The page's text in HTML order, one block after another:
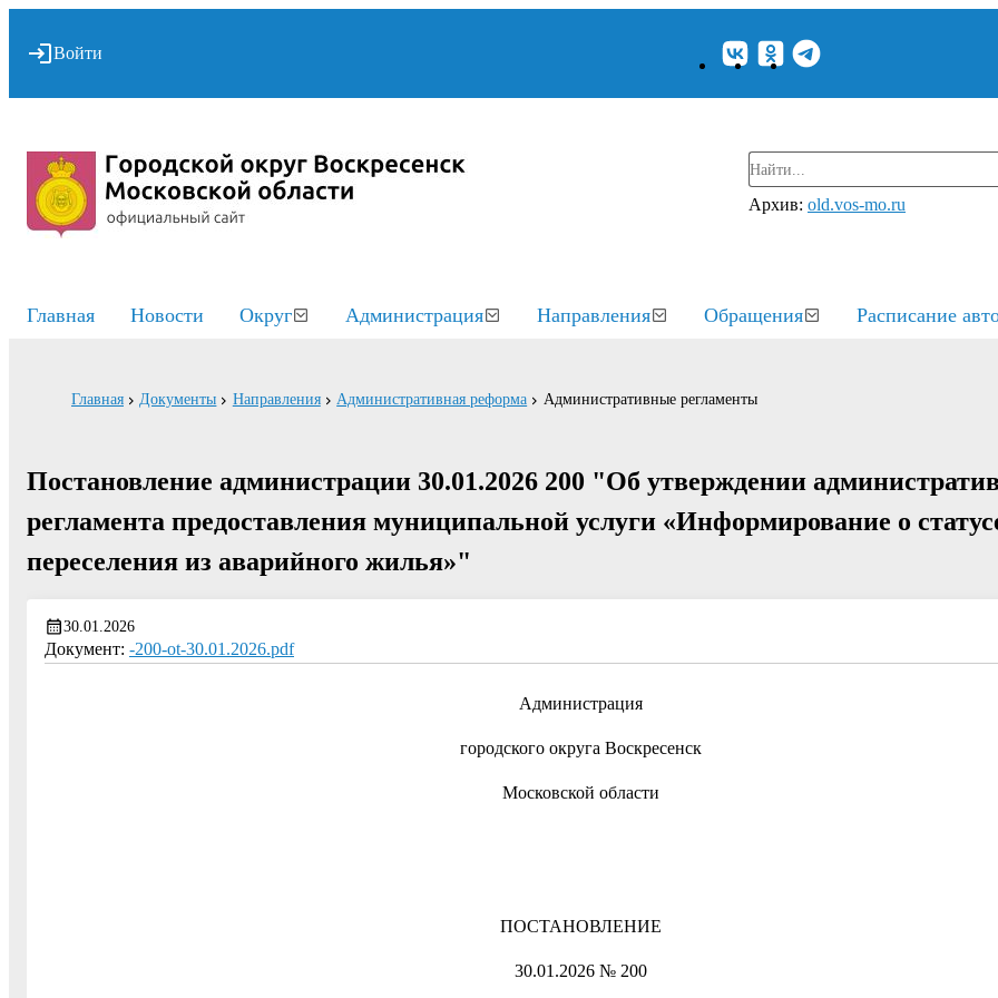
Войти
Архив: old.vos-mo.ru
Главная Новости Округ Администрация Направления Обращения Расписание
Главная Документы Направления Административная реформа Административные регламенты
Постановление администрации 30.01.2026 200 "Об утверждении
регламента предоставления муниципальной услуги «Информирование о
переселения из аварийного жилья»"
30.01.2026
Документ: -200-ot-30.01.2026.pdf
Администрация
городского округа Воскресенск
Московской области
ПОСТАНОВЛЕНИЕ
30.01.2026 № 200